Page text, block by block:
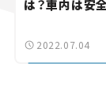
は？車内は安
2022.07.04